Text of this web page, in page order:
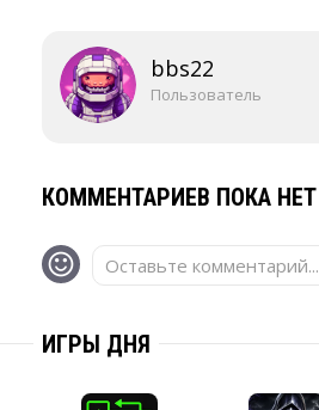
bbs22
Пользователь
КОММЕНТАРИЕВ ПОКА НЕТ
Оставьте комментарий...
ИГРЫ ДНЯ